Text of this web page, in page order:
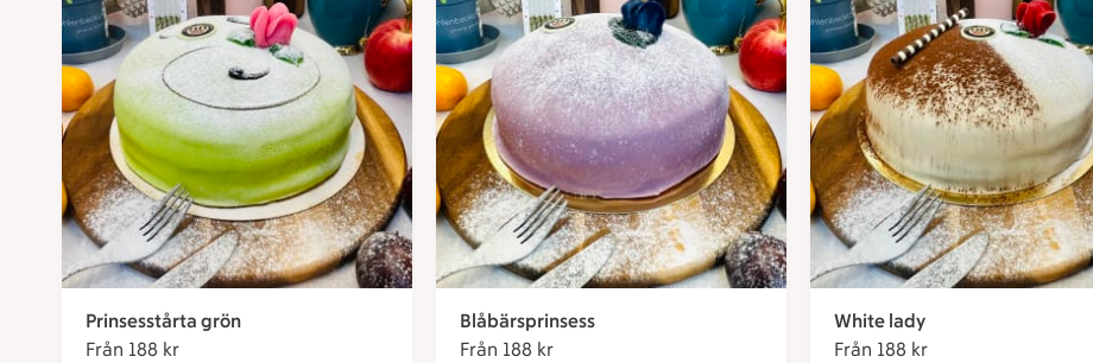
Prinsesstårta grön
Från 188 kr
Blåbärsprinsess
Från 188 kr
White lady
Från 188 kr